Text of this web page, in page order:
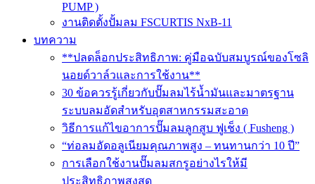
PUMP )
งานติดตั้งปั้มลม FSCURTIS NxB-11
บทความ
**ปลดล็อกประสิทธิภาพ: คู่มือฉบับสมบูรณ์ของโซลิ
นอยด์วาล์วและการใช้งาน**
30 ข้อควรรู้เกี่ยวกับปั๊มลมไร้น้ำมันและมาตรฐาน
ระบบลมอัดสำหรับอุตสาหกรรมสะอาด
วิธีการแก้ไขอาการปั๊มลมลูกสูบ ฟูเช็ง ( Fusheng )
“ท่อลมอัดอลูเนียมคุณภาพสูง – ทนทานกว่า 10 ปี”
การเลือกใช้งานปั๊มลมสกรูอย่างไรให้มี
ประสิทธิภาพสูงสุด